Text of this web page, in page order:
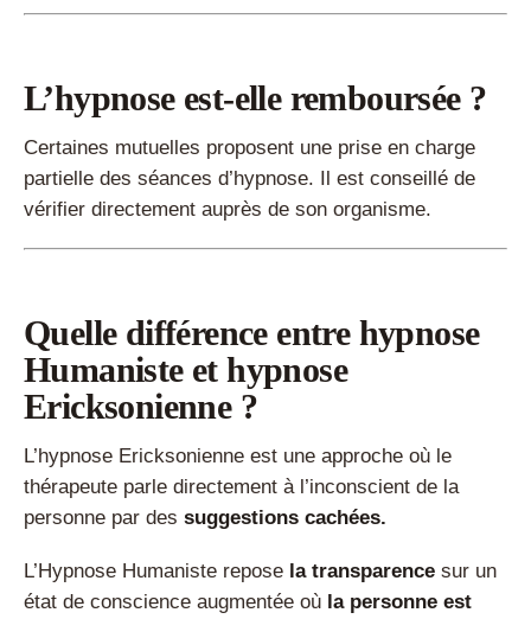
L’hypnose est-elle remboursée ?
Certaines mutuelles proposent une prise en charge
partielle des séances d’hypnose. Il est conseillé de
vérifier directement auprès de son organisme.
Quelle différence entre hypnose
Humaniste et hypnose
Ericksonienne ?
L’hypnose Ericksonienne est une approche où le
thérapeute parle directement à l’inconscient de la
personne par des suggestions cachées.
L’Hypnose Humaniste repose la transparence sur un
état de conscience augmentée où la personne est